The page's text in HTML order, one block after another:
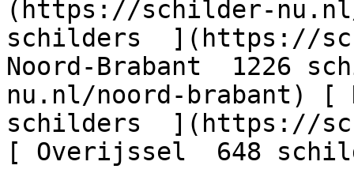
(https://schilder-
schilders  ](https://
Noord-Brabant  1226
nu.nl/noord-brabant) [
schilders  ](https://
[ Overijssel  648